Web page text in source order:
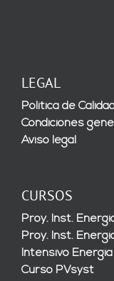
LEGAL
Política de Calidad
Condiciones
Aviso legal
CURSOS
Proy. Inst.
Proy. Inst.
Intensivo
Curso PVsyst